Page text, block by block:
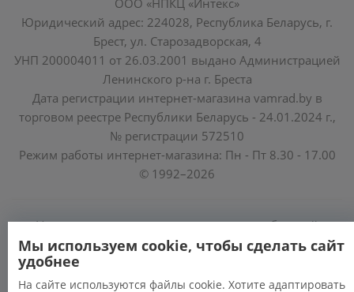
Юридический адрес: 224028, Республика Беларусь, г.
Брест, ул. Старозадворская, 4
УНП 200004011 от 26.03.2001 выдано Администрацией
Ленинского р-на г. Бреста
Дата регистрации интернет-магазина vamrad.by в
торговом реестре Республики Беларусь - 24.01.2024 г.,
№ регистрации 572510
Режим работы интернет-магазина: Пн - Пт 8.30 - 17.00
© 1992–2026
Уполномоченные по защите прав потребителей
облисполкомов, Минского горисполкома:
https://www.mart.gov.by/activity/zashchita-prav-
potrebiteley/
Мы используем cookie, чтобы сделать сайт
удобнее
На сайте используются файлы cookie. Хотите адаптировать